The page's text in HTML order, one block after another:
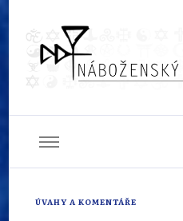
ÚVAHY A KOMENTÁŘE